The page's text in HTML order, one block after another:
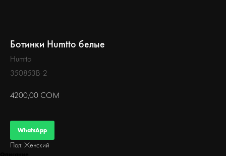
Ботинки Humtto белые
Humtto
350853B-2
4200,00 СОМ
WhatsApp
Пол: Женский